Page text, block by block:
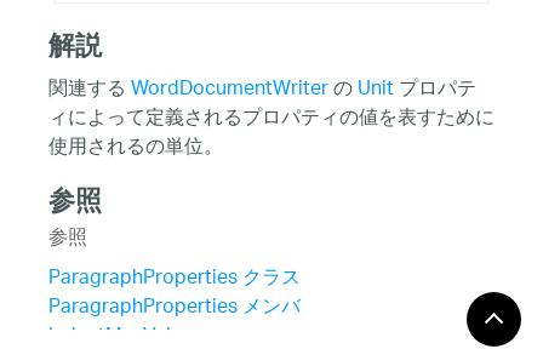
解説
関連するWordDocumentWriterのUnitプロパテ
ィによって定義されるプロパティの値を表すために
使用されるの単位。
参照
参照
ParagraphProperties クラス
ParagraphProperties メンバ
IndentMaxValue